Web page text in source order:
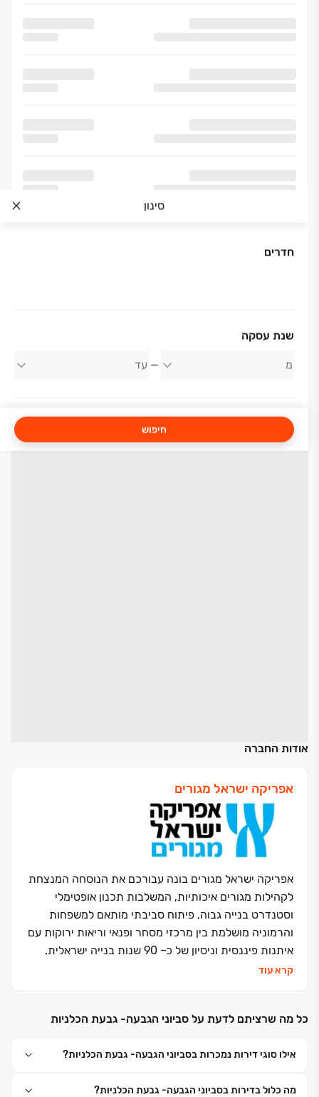
סינון
חדרים
שנת עסקה
חיפוש
אודות החברה
אפריקה ישראל מגורים
אפריקה ישראל מגורים בונה עבורכם את הנוסחה המנצחת
לקהילות מגורים איכותיות, המשלבות תכנון אופטימלי
וסטנדרט בנייה גבוה, פיתוח סביבתי מותאם למשפחות
והרמוניה מושלמת בין מרכזי מסחר ופנאי וריאות ירוקות עם
איתנות פיננסית וניסיון של כ‏– ‏90 שנות בנייה ישראלית.
אנחנו נבנה את העתיד שלכם וניתן לכם מענה בכל עולמות
כי אפריקה ישראל מגורים זה בית לחיים.
קרא עוד
כל מה שרציתם לדעת על סביוני הגבעה- גבעת הכלניות
אילו סוגי דירות נמכרות בסביוני הגבעה- גבעת הכלניות?
מה כלול בדירות בסביוני הגבעה- גבעת הכלניות?